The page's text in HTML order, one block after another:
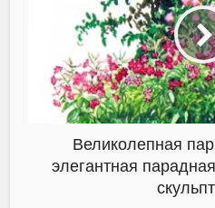
Великолепная
элегантная